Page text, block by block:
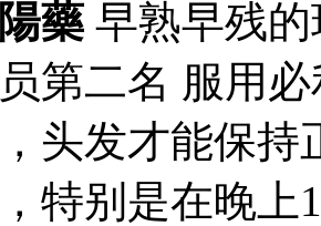
藥 早熟早残
第二名 服用
头发才能保
特别是在晚上